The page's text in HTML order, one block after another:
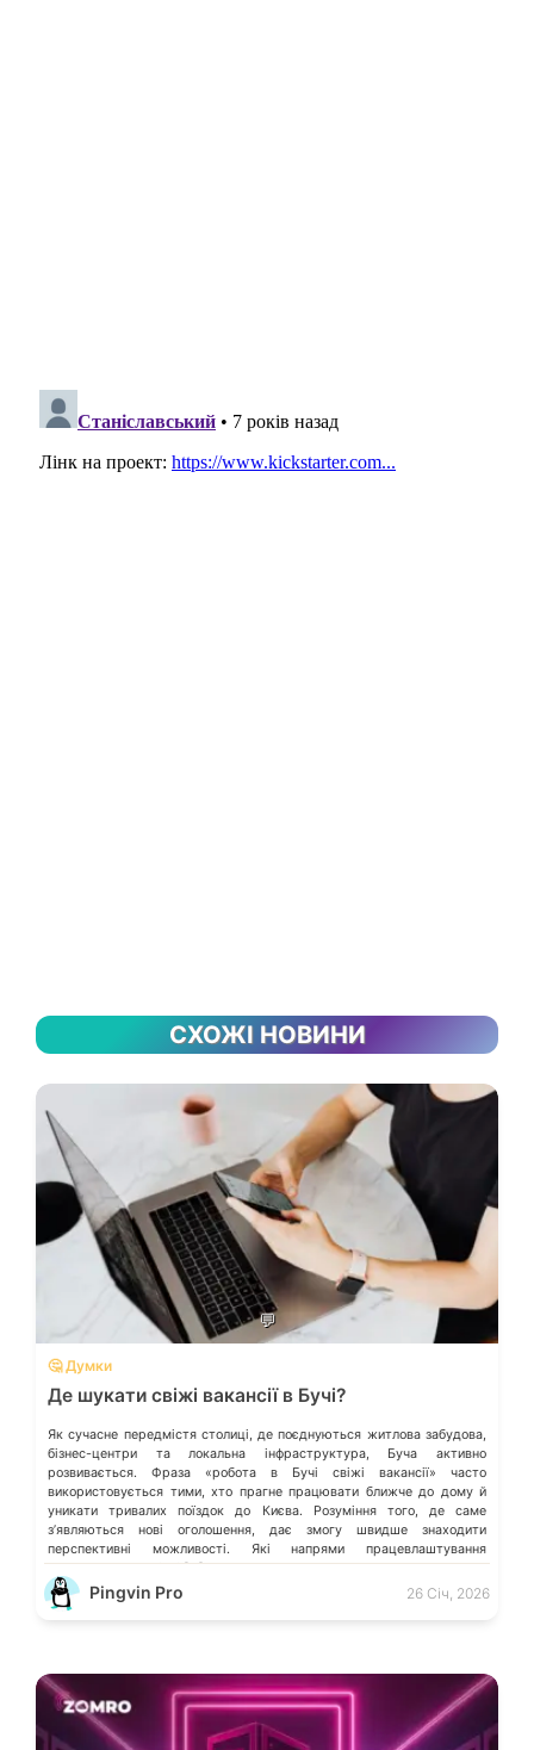
СХОЖІ НОВИНИ
💬
🤔 Думки
Де шукати свіжі вакансії в Бучі?
Як сучасне передмістя столиці, де поєднуються житлова забудова,
бізнес-центри та локальна інфраструктура, Буча активно
розвивається. Фраза «робота в Бучі свіжі вакансії» часто
використовується тими, хто прагне працювати ближче до дому й
уникати тривалих поїздок до Києва. Розуміння того, де саме
зʼявляються нові оголошення, дає змогу швидше знаходити
перспективні можливості. Які напрями працевлаштування
переважають у місті […]
Pingvin Pro 26 Січ, 2026